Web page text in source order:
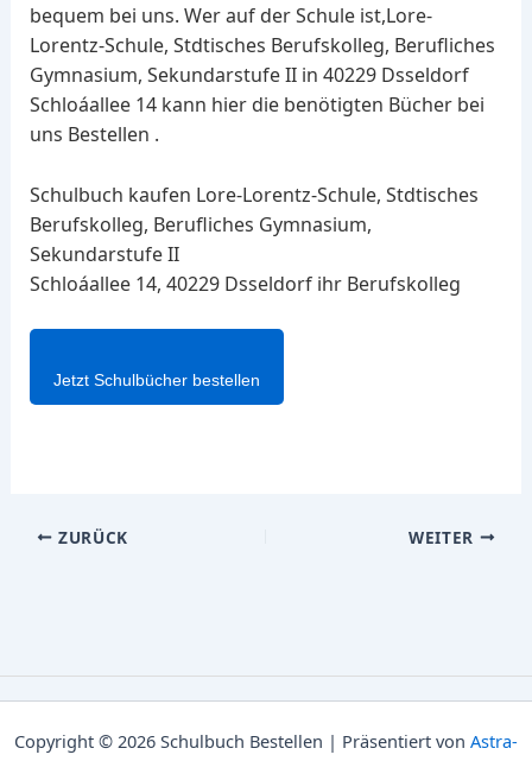
bequem bei uns. Wer auf der Schule ist,Lore-
Lorentz-Schule, Stdtisches Berufskolleg, Berufliches
Gymnasium, Sekundarstufe II in 40229 Dsseldorf
Schloáallee 14 kann hier die benötigten Bücher bei
uns Bestellen .
Schulbuch kaufen Lore-Lorentz-Schule, Stdtisches
Berufskolleg, Berufliches Gymnasium,
Sekundarstufe II
Schloáallee 14, 40229 Dsseldorf ihr Berufskolleg
Jetzt Schulbücher bestellen
ZURÜCK WEITER
Copyright © 2026 Schulbuch Bestellen | Präsentiert von Astra-